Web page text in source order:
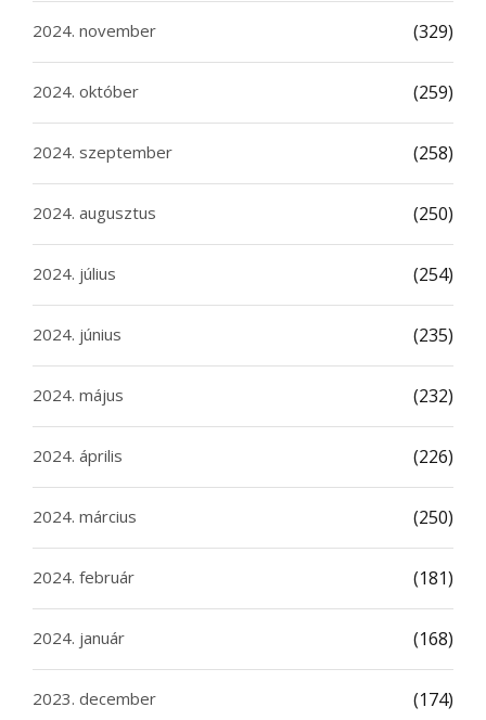
2024. november (329)
2024. október (259)
2024. szeptember (258)
2024. augusztus (250)
2024. július (254)
2024. június (235)
2024. május (232)
2024. április (226)
2024. március (250)
2024. február (181)
2024. január (168)
2023. december (174)